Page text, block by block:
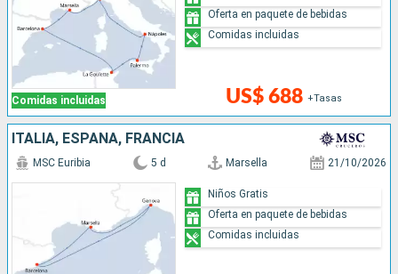
Comidas incluidas US$ 688 +Tasas
Oferta en paquete de bebidas
Comidas incluidas
ITALIA, ESPAÑA, FRANCIA
MSC Euribia 5 d Marsella 21/10/2026
Niños Gratis
Oferta en paquete de bebidas
Comidas incluidas